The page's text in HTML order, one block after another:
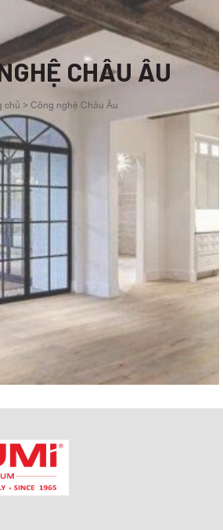
CHÂU ÂU
chủ > Công nghệ Châu Âu